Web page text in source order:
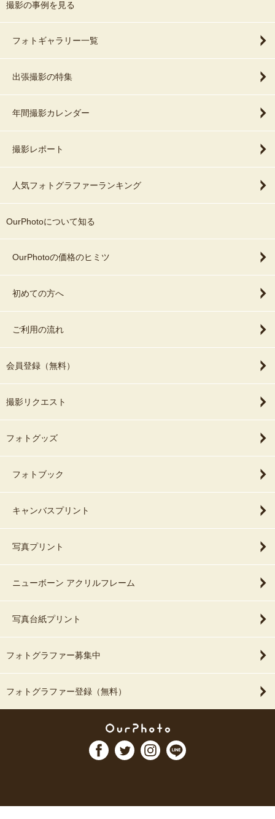
撮影の事例を見る
フォトギャラリー一覧
出張撮影の特集
年間撮影カレンダー
撮影レポート
人気フォトグラファーランキング
OurPhotoについて知る
OurPhotoの価格のヒミツ
初めての方へ
ご利用の流れ
会員登録（無料）
撮影リクエスト
フォトグッズ
フォトブック
キャンバスプリント
写真プリント
ニューボーン アクリルフレーム
写真台紙プリント
フォトグラファー募集中
フォトグラファー登録（無料）